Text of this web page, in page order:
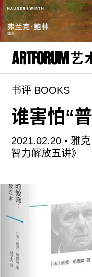
artguide
新闻
展评
杂志
ENGLISH
ART &
广告
订阅
往期内容
书评 BOOKS
谁害怕“
2021.02.20 •雅
智力解放五讲》